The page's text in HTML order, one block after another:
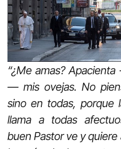
“¿Me amas?
— mis ovejas. No
sino en todas, porque
llama a todas
buen Pastor ve y